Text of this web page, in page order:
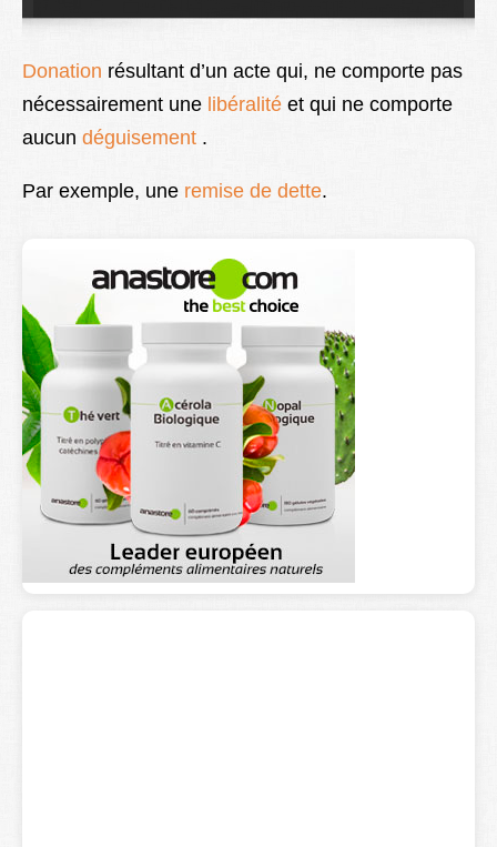
Soins
Droit
Lexique
Better Health
Donation résultant d’un acte qui, ne comporte pas
nécessairement une libéralité et qui ne comporte
aucun déguisement .
Par exemple, une remise de dette.